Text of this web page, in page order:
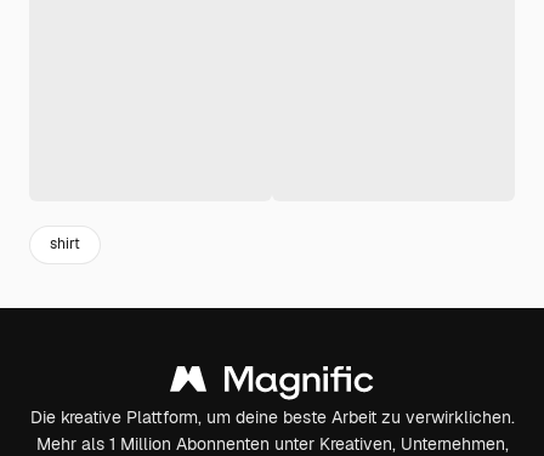
shirt
Die kreative Plattform, um deine beste Arbeit zu verwirklichen.
Mehr als 1 Million Abonnenten unter Kreativen, Unternehmen,